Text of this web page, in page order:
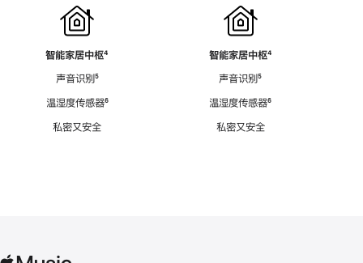
智能家居中枢脚
⁴
声音识别脚
⁵
温湿度传感器脚
⁶
私密又安全
智能家居中枢脚
⁴
声音识别脚
⁵
温湿度传感器脚
⁶
私密又安全